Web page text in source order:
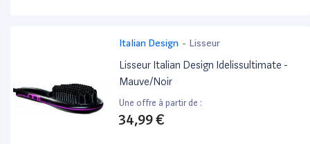
Italian Design - Lisseur
Lisseur Italian Design Idelissultimate -
Mauve/Noir
Une offre à partir de :
34,99 €